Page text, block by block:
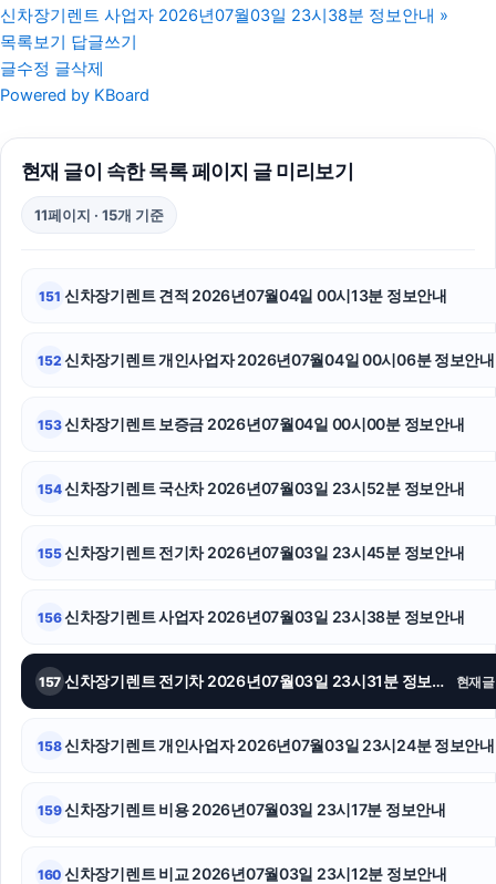
인천형사전문변호사
서초성범죄전문변호사
광고대행사
수원학교폭력변호사
의정부형사변호사
소액결제상품권
중랑하수구막힘
양천구하수구막힘
신용카드현금화
광교피부과
신차장기렌트 사업자 2026년07월03일 23시38분 정보안내 »
목록보기 답글쓰기
글수정 글삭제
Powered by KBoard
현재 글이 속한 목록 페이지 글 미리보기
11페이지 · 15개 기준
151 신차장기렌트 견적 2026년07월04일 00시13분 정보안내
152 신차장기렌트 개인사업자 2026년07월04일 00시06분 정보안내
153신차장기렌트 보증금 2026년07월04일 00시00분 정보안내
154신차장기렌트 국산차 2026년07월03일 23시52분 정보안내
155신차장기렌트 전기차 2026년07월03일 23시45분 정보안내
156신차장기렌트 사업자 2026년07월03일 23시38분 정보안내
157 신차장기렌트 전기차 2026년07월03일 23시31분 정보안내 현재글
158신차장기렌트 개인사업자 2026년07월03일 23시24분 정보안내
159신차장기렌트 비용 2026년07월03일 23시17분 정보안내
160 신차장기렌트 비교 2026년07월03일 23시12분 정보안내